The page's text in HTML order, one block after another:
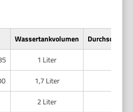
Wassertankvolumen
1 Liter
1,7 Liter
2 Liter